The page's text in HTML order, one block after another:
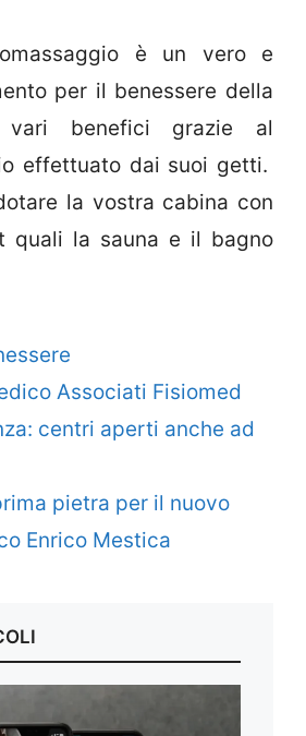
è un vero e
per il benessere della
vari benefici grazie al
effettuato dai suoi getti.
la vostra cabina con
quali la sauna e il bagno
Associati Fisiomed
centri aperti anche ad
pietra per il nuovo
Enrico Mestica